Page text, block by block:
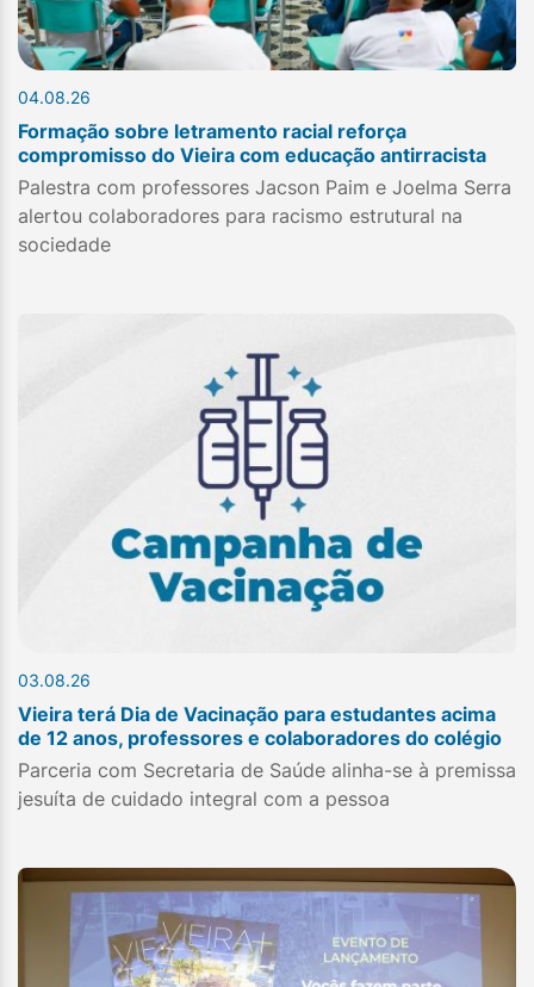
04.08.26
Formação sobre letramento racial reforça
compromisso do Vieira com educação antirracista
Palestra com professores Jacson Paim e Joelma Serra
alertou colaboradores para racismo estrutural na
sociedade
03.08.26
Vieira terá Dia de Vacinação para estudantes acima
de 12 anos, professores e colaboradores do colégio
Parceria com Secretaria de Saúde alinha-se à premissa
jesuíta de cuidado integral com a pessoa